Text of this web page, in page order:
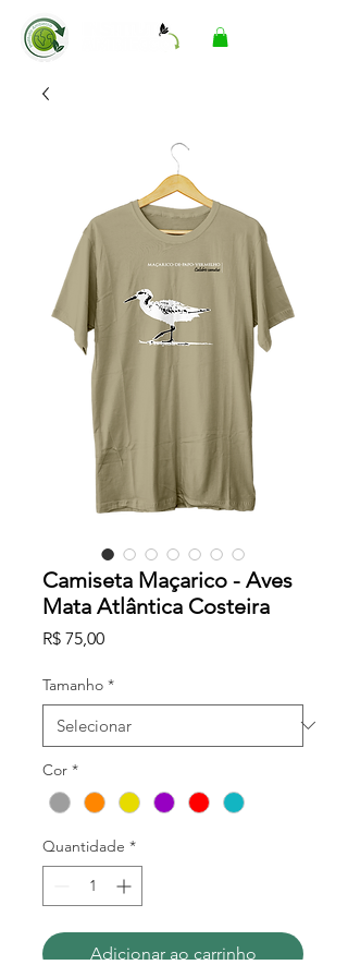
Camiseta Maçarico - Aves
Mata Atlântica Costeira
R$ 75,00Preço
Tamanho *
Cor *
Quantidade *
Adicionar ao carrinho